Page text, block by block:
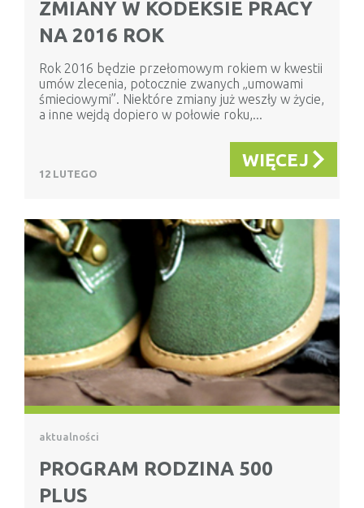
ZMIANY W KODEKSIE PRACY
NA 2016 ROK
Rok 2016 będzie przełomowym rokiem w kwestii
umów zlecenia, potocznie zwanych „umowami
śmieciowymi”. Niektóre zmiany już weszły w życie,
a inne wejdą dopiero w połowie roku,...
12 LUTEGO
WIĘCEJ
aktualności
PROGRAM RODZINA 500
PLUS